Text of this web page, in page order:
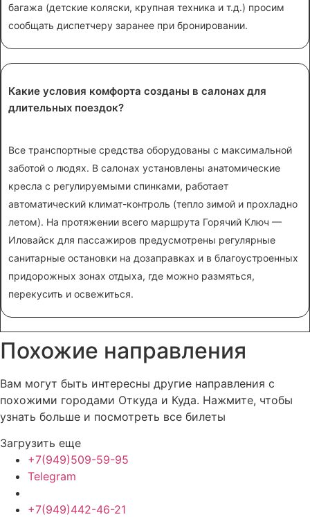
багажа (детские коляски, крупная техника и т.д.) просим
сообщать диспетчеру заранее при бронировании.
Какие условия комфорта созданы в салонах для
длительных поездок?
Все транспортные средства оборудованы с максимальной
заботой о людях. В салонах установлены анатомические
кресла с регулируемыми спинками, работает
автоматический климат-контроль (тепло зимой и прохладно
летом). На протяжении всего маршрута Горячий Ключ —
Иловайск для пассажиров предусмотрены регулярные
санитарные остановки на дозаправках и в благоустроенных
придорожных зонах отдыха, где можно размяться,
перекусить и освежиться.
Похожие направления
Вам могут быть интересны другие направления с
похожими городами Откуда и Куда. Нажмите, чтобы
узнать больше и посмотреть все билеты
Загрузить еще
+7(949)509-59-95
Telegram
+7(949)442-46-21